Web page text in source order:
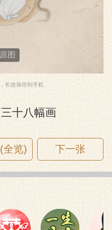
长按保存到手机
图
十八幅画
全览) 下一张